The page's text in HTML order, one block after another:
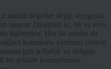
maddi değerler değil, duygusal
taşıyor. Düşünün ki, bir eş evin
ilgileniyor. Her iki tarafın da
kalmasına yardımcı oluyor.
için şeffaflık ve iletişim
bir şekilde konuşulması,